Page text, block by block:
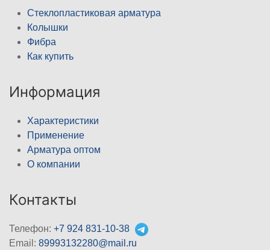
Стеклопластиковая арматура
Колышки
Фибра
Как купить
Информация
Характеристики
Применение
Арматура оптом
О компании
Контакты
Телефон: +7 924 831-10-38
Email: 89993132280@mail.ru